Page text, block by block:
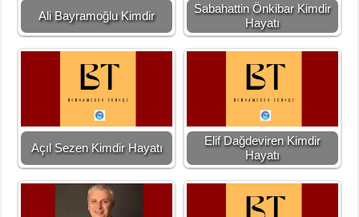
Ali Bayramoğlu Kimdir
Sabahattin Önkibar Kimdir
Hayatı
Açıl Sezen Kimdir Hayatı
Elif Dağdeviren Kimdir
Hayatı